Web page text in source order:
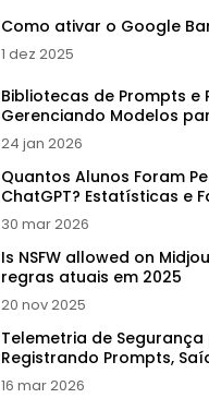
Como ativar o Google
1 dez 2025
Bibliotecas de Prompts e
Gerenciando Modelos
24 jan 2026
Quantos Alunos Foram
ChatGPT? Estatísticas e
Escola
30 mar 2026
Is NSFW allowed on
regras atuais em 2025
20 nov 2025
Telemetria de Segurança
Registrando Prompts,
Ferramentas
16 mar 2026